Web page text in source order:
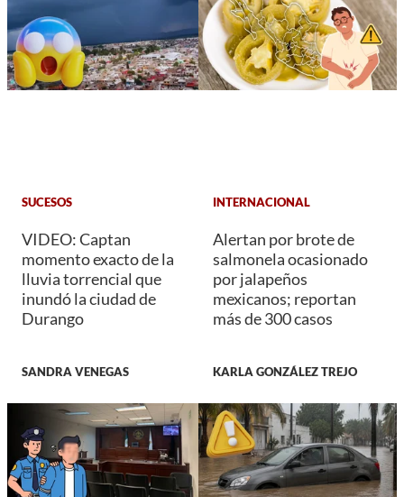
SUCESOS
VIDEO: Captan
momento exacto de la
lluvia torrencial que
inundó la ciudad de
Durango
SANDRA VENEGAS
INTERNACIONAL
Alertan por brote de
salmonela ocasionado
por jalapeños
mexicanos; reportan
más de 300 casos
KARLA GONZÁLEZ TREJO